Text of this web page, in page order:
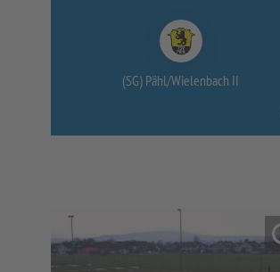
(SG) Pähl/Wielenbach II